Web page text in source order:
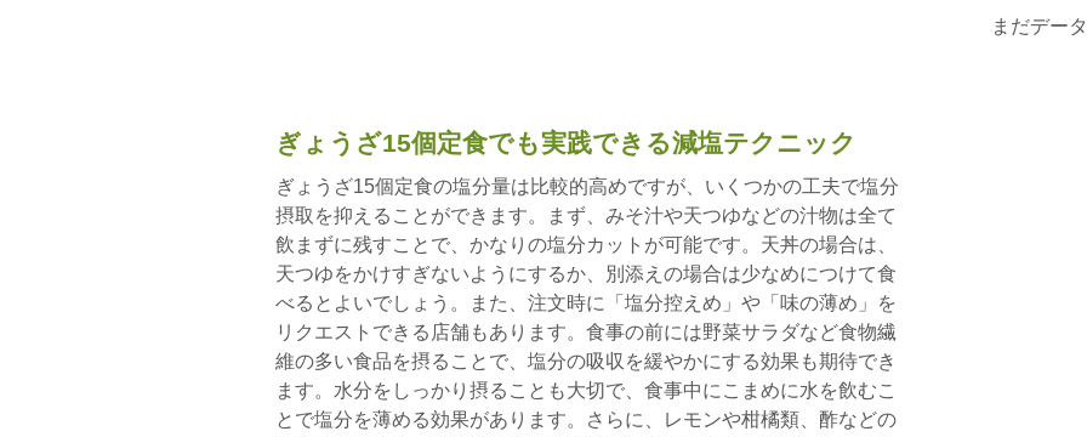
ぎょうざ15個定食でも実践できる減塩テクニック
ぎょうざ15個定食の塩分量は比較的高めですが、いくつかの工夫で塩分
摂取を抑えることができます。まず、みそ汁や天つゆなどの汁物は全て
飲まずに残すことで、かなりの塩分カットが可能です。天丼の場合は、
天つゆをかけすぎないようにするか、別添えの場合は少なめにつけて食
べるとよいでしょう。また、注文時に「塩分控えめ」や「味の薄め」を
リクエストできる店舗もあります。食事の前には野菜サラダなど食物繊
維の多い食品を摂ることで、塩分の吸収を緩やかにする効果も期待でき
ます。水分をしっかり摂ることも大切で、食事中にこまめに水を飲むこ
とで塩分を薄める効果があります。さらに、レモンや柑橘類、酢などの
まだデー